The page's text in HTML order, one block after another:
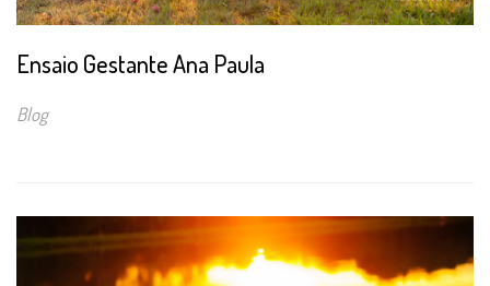
Ensaio Gestante Ana Paula
Blog